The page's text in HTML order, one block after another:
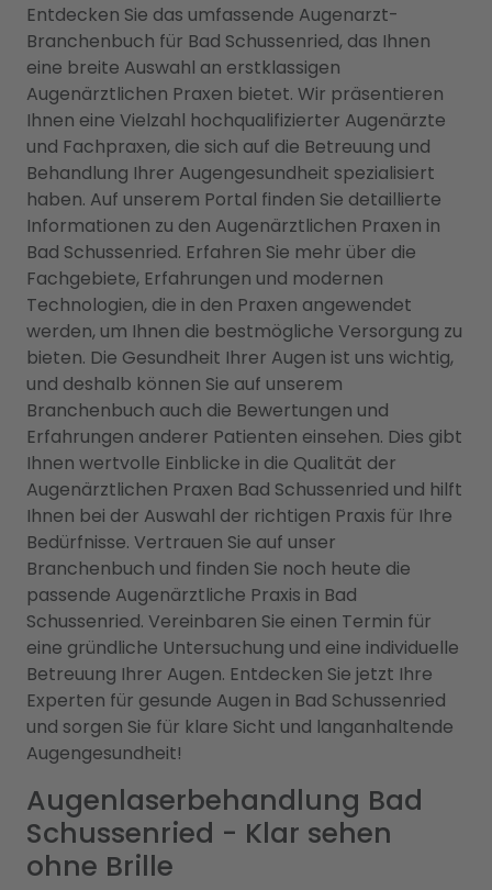
Entdecken Sie das umfassende Augenarzt-
Branchenbuch für Bad Schussenried, das Ihnen
eine breite Auswahl an erstklassigen
Augenärztlichen Praxen bietet. Wir präsentieren
Ihnen eine Vielzahl hochqualifizierter Augenärzte
und Fachpraxen, die sich auf die Betreuung und
Behandlung Ihrer Augengesundheit spezialisiert
haben. Auf unserem Portal finden Sie detaillierte
Informationen zu den Augenärztlichen Praxen in
Bad Schussenried. Erfahren Sie mehr über die
Fachgebiete, Erfahrungen und modernen
Technologien, die in den Praxen angewendet
werden, um Ihnen die bestmögliche Versorgung zu
bieten. Die Gesundheit Ihrer Augen ist uns wichtig,
und deshalb können Sie auf unserem
Branchenbuch auch die Bewertungen und
Erfahrungen anderer Patienten einsehen. Dies gibt
Ihnen wertvolle Einblicke in die Qualität der
Augenärztlichen Praxen Bad Schussenried und hilft
Ihnen bei der Auswahl der richtigen Praxis für Ihre
Bedürfnisse. Vertrauen Sie auf unser
Branchenbuch und finden Sie noch heute die
passende Augenärztliche Praxis in Bad
Schussenried. Vereinbaren Sie einen Termin für
eine gründliche Untersuchung und eine individuelle
Betreuung Ihrer Augen. Entdecken Sie jetzt Ihre
Experten für gesunde Augen in Bad Schussenried
und sorgen Sie für klare Sicht und langanhaltende
Augengesundheit!
Augenlaserbehandlung Bad
Schussenried - Klar sehen
ohne Brille